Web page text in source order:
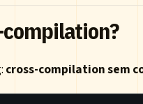
cross-compilation sem